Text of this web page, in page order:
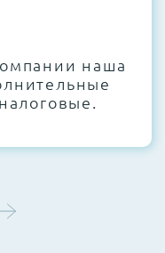
под 100%
для
подсистем
наша